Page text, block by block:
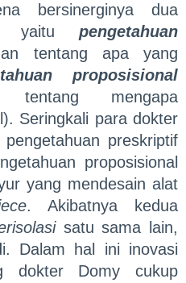
bersinerginya dua
yaitu pengetahuan
tentang apa yang
proposisional
tentang mengapa
Seringkali para dokter
preskriptif
proposisional
yang mendesain alat
. Akibatnya kedua
satu sama lain,
Dalam hal ini inovasi
dokter Domy cukup